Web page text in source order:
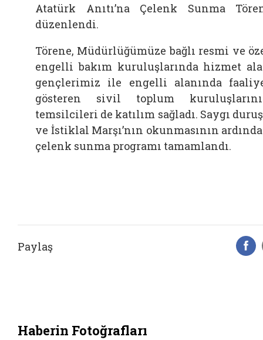
Atatürk Anıtı’na Çelenk Sunma
düzenlendi.
Törene, Müdürlüğümüzebağlı resmi ve
engellibakım kuruluşlarında hizmet
gençlerimiz ile engelli alanında
gösteren sivil toplum
temsilcileri de katılım sağladı. Saygı
ve İstiklal Marşı’nın okunmasının
çelenk sunma programı tamamlandı.
Paylaş
Haberin Fotoğrafları